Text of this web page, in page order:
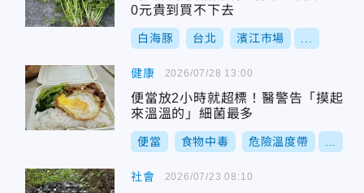
0元貴到買不下去
白海豚 台北 濱江市場
健康
便當放2小時就超標！醫警告「摸起
來溫溫的」細菌最多
便當 食物中毒 危險溫度帶
2026/07/28 13:00
社會 2026/07/23 08:10